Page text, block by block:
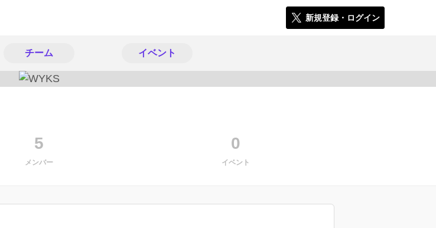
新規登録・ログイン
チーム イベント
5
メンバー
0
イベント